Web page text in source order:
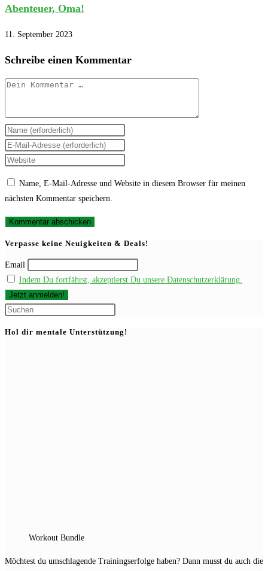
Abenteuer, Oma!
11. September 2023
Schreibe einen Kommentar
Kommentar
Gib
deinen
Namen
Benutzernamen
Kommentieren
Gib
deine
zum
Gib
ein
Name, E-Mail-Adresse und Website in diesem Browser für meinen
nächsten Kommentar speichern.
Verpasse keine Neuigkeiten & Deals!
Email
Indem Du fortfährst, akzeptierst Du unsere Datenschutzerklärung.
to
Hol dir mentale Unterstützung!
Workout Bundle
Möchtest du umschlagende Trainingserfolge haben? Dann musst du auch die